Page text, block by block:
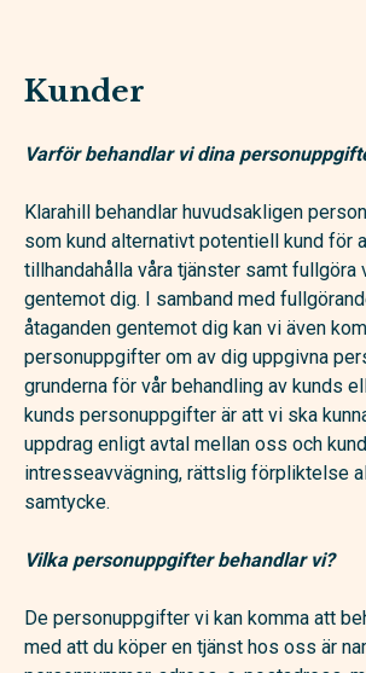
Kunder
Varför behandlar vi dina
Klarahill behandlar huvudsakligen
som kund alternativt potentiell kund för
tillhandahålla våra tjänster samt fullgöra
gentemot dig. I samband med
åtaganden gentemot dig kan vi även
personuppgifter om av dig uppgivna
grunderna för vår behandling av kunds
kunds personuppgifter är att vi ska
uppdrag enligt avtal mellan oss och
intresseavvägning, rättslig förpliktelse
samtycke.
Vilka personuppgifter behandlar vi?
De personuppgifter vi kan komma att
med att du köper en tjänst hos oss är